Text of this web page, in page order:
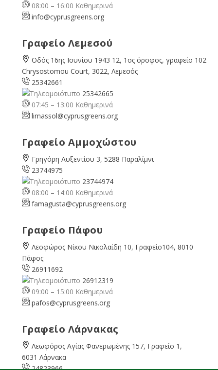
08:00 – 16:00 Καθημερινά
info@cyprusgreens.org
Γραφείο Λεμεσού
Οδός 16ης Ιουνίου 1943 12, 1ος όροφος, γραφείο 102
Chrysostomou Court, 3022, Λεμεσός
25342661
25342665
07:45 – 13:00 Καθημερινά
limassol@cyprusgreens.org
Γραφείο Αμμοχώστου
Γρηγόρη Αυξεντίου 3, 5288 Παραλίμνι
23744975
23744974
08:00 – 14:00 Καθημερινά
famagusta@cyprusgreens.org
Γραφείο Πάφου
Λεοφώρος Νίκου Νικολαίδη 10, Γραφείο104, 8010
Πάφος
26911692
26912319
09:00 – 15:00 Καθημερινά
pafos@cyprusgreens.org
Γραφείο Λάρνακας
Λεωφόρος Αγίας Φανερωμένης 157, Γραφείο 1,
6031 Λάρνακα